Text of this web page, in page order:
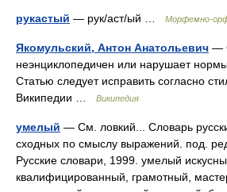
рукастый — рук/аст/ый … Морфемно-
Якомульский, Антон Анатольевич —
неэнциклопедичен или нарушает нормы
Статью следует исправить согласно
Википедии …
Википедия
умелый — См. ловкий... Словарь
сходных по смыслу выражений. под.
Русские словари, 1999. умелый
квалифицированный, грамотный,